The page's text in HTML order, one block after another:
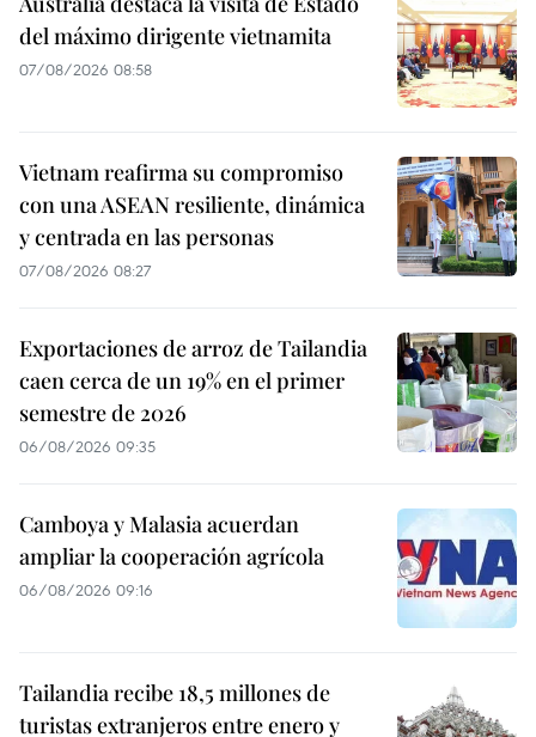
del máximo dirigente vietnamita
07/08/2026 08:58
Vietnam reafirma su compromiso
con una ASEAN resiliente, dinámica
y centrada en las personas
07/08/2026 08:27
Exportaciones de arroz de Tailandia
caen cerca de un 19% en el primer
semestre de 2026
06/08/2026 09:35
Camboya y Malasia acuerdan
ampliar la cooperación agrícola
06/08/2026 09:16
Tailandia recibe 18,5 millones de
turistas extranjeros entre enero y